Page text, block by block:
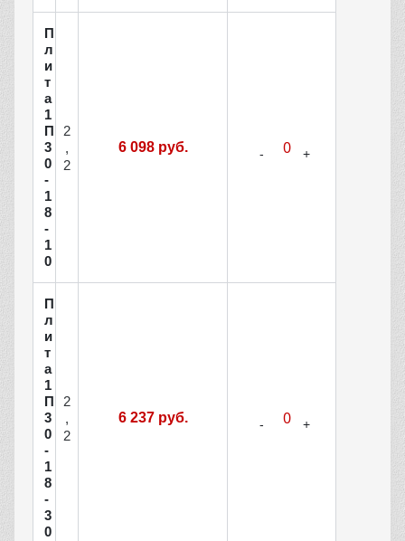
П
л
и
т
а
1
П
3
0
-
1
8
-
1
0
2
,
2
6 098 руб.
П
л
и
т
а
1
П
3
0
-
1
8
-
3
0
2
,
2
6 237 руб.